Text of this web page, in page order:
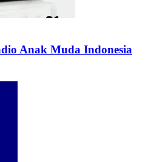
Anak Muda Indonesia